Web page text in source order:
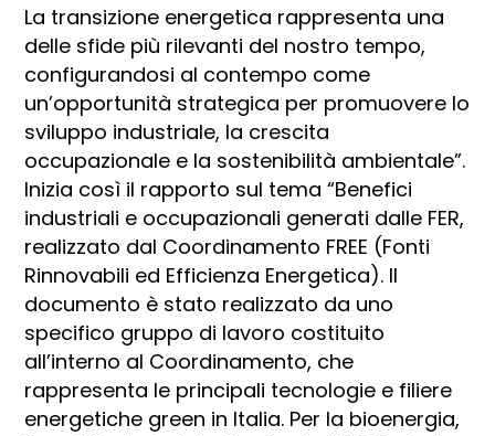
La transizione energetica rappresenta una
delle sfide più rilevanti del nostro tempo,
configurandosi al contempo come
un’opportunità strategica per promuovere lo
sviluppo industriale, la crescita
occupazionale e la sostenibilità ambientale”.
Inizia così il rapporto sul tema “Benefici
industriali e occupazionali generati dalle FER,
realizzato dal Coordinamento FREE (Fonti
Rinnovabili ed Efficienza Energetica). Il
documento è stato realizzato da uno
specifico gruppo di lavoro costituito
all’interno al Coordinamento, che
rappresenta le principali tecnologie e filiere
energetiche green in Italia. Per la bioenergia,